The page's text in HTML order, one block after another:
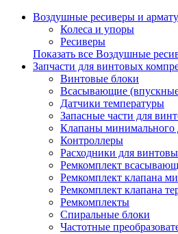
Воздушные ресиверы и
Колеса и упоры
Ресиверы
Показать все Воздушные
Запчасти для винтовых
Винтовые блоки
Всасывающие
Датчики температуры
Запасные части для
Клапаны минимального
Контроллеры
Расходники для
Ремкомплект
Ремкомплект клапана
Ремкомплект клапана
Ремкомплекты
Спиральные блоки
Частотные